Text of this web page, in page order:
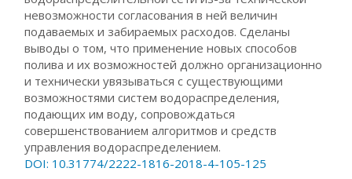
невозможности согласования в ней величин
подаваемых и забираемых расходов. Сделаны
выводы о том, что применение новых способов
полива и их возможностей должно организационно
и технически увязываться с существующими
возможностями систем водораспределения,
подающих им воду, сопровождаться
совершенствованием алгоритмов и средств
управления водораспределением.
DOI: 10.31774/2222-1816-2018-4-105-125